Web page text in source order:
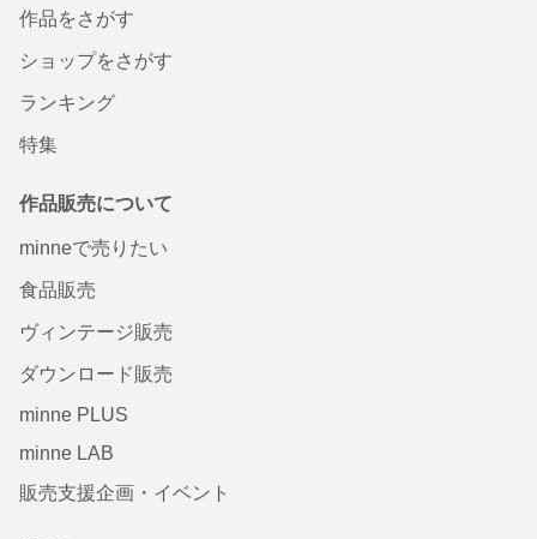
作品をさがす
ショップをさがす
ランキング
特集
作品販売について
minneで売りたい
食品販売
ヴィンテージ販売
ダウンロード販売
minne PLUS
minne LAB
販売支援企画・イベント